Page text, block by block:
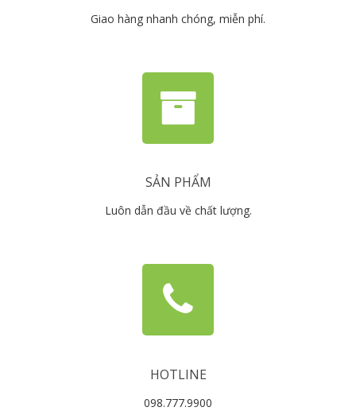
Giao hàng nhanh chóng, miễn phí.
SẢN PHẨM
Luôn dẫn đầu về chất lượng.
HOTLINE
098.777.9900